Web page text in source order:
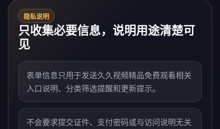
隐私说明
只收集必要信息，说明用途清楚可
见
表单信息只用于发送久久视频精品免费观看相关
入口说明、分类筛选提醒和更新提示。
不会要求提交证件、支付密码或与访问说明无关